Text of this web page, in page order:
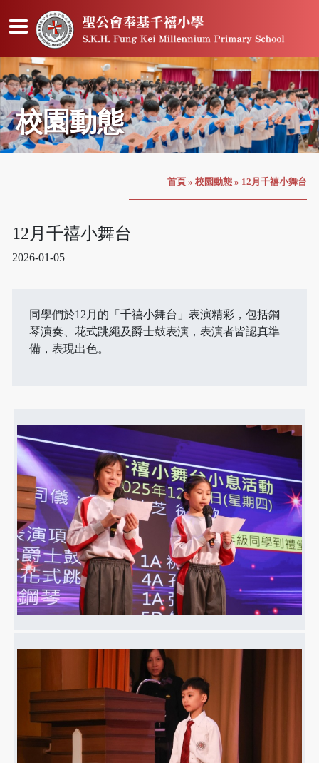
校園動態
首頁 » 校園動態 » 12月千禧小舞台
12月千禧小舞台
2026-01-05
同學們於12月的「千禧小舞台」表演精彩，包括鋼
琴演奏、花式跳繩及爵士鼓表演，表演者皆認真準
備，表現出色。